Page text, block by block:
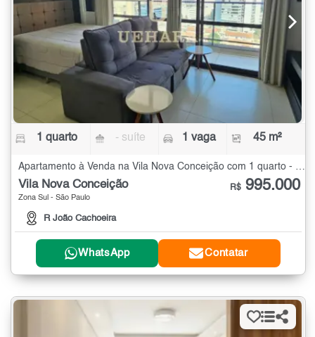
1 quarto - suíte 1 vaga 45 m²
Vila Nova Conceição
Zona Sul - São Paulo
R João Cachoeira
R$ 995.000
WhatsApp Contatar